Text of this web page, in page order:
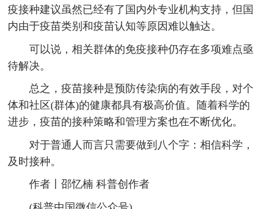
疫接种建议虽然已经有了国内外专业机构支持，但国
内由于疫苗类别和疫苗认知等原因难以触达。
可以说，相关群体的免疫接种仍存在多项难点亟
待解决。
总之，疫苗接种是预防传染病的有效手段，对个
体和社区(群体)的健康都具有极高价值。随着科学的
进步，疫苗的接种策略和管理方案也在不断优化。
对于普通人而言只需要做到八个字：相信科学，
及时接种。
作者丨邵忆楠 科普创作者